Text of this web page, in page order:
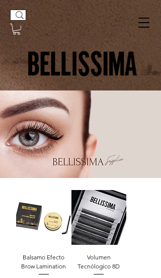
Balsamo Efecto
Brow Lamination
Volumen
Tecnólogico 8D